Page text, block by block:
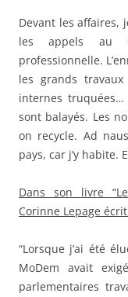
Devant les affaires,
les appels au
professionnelle.
les grands
internes truquées…
sont balayés. Les
on recycle. Ad
pays, car j’y habite.
Dans son livre
Corinne Lepage
“Lorsque j’ai été
MoDem avait
parlementaires